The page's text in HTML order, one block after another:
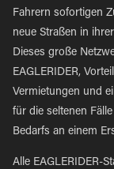
Fahrern sofortigen
neue Straßen in
Dieses große
EAGLERIDER,
Vermietungen und
für die seltenen
Bedarfs an einem
Alle EAGLERIDER-